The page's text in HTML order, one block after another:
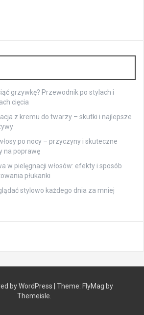
grzywkę? Przewodnik po stylach i
cięcia
z kremu do twarzy – skutki i najlepsze
po nocy – przyczyny i skuteczne
na poprawę
w pielęgnacji włosów: efekty i sposób
płukanki
stylowo każdego dnia za mniej
by WordPress Theme: FlyMag by
Themeisle.